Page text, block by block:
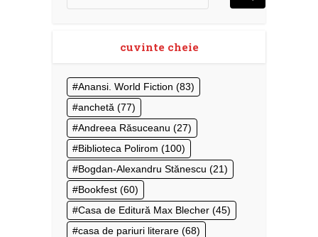
cuvinte cheie
Anansi. World Fiction (83)
anchetă (77)
Andreea Răsuceanu (27)
Biblioteca Polirom (100)
Bogdan-Alexandru Stănescu (21)
Bookfest (60)
Casa de Editură Max Blecher (45)
casa de pariuri literare (68)